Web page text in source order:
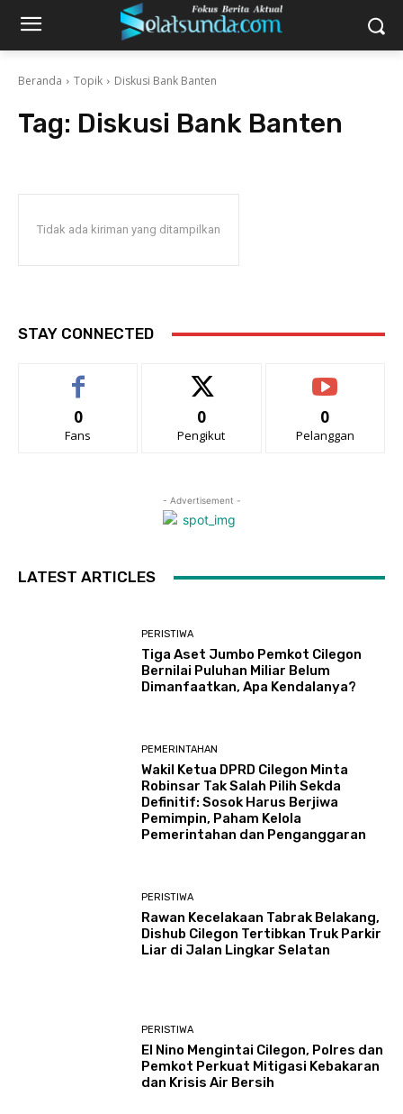
Beranda Topik Diskusi Bank Banten
Tag: Diskusi Bank Banten
Tidak ada kiriman yang ditampilkan
STAY CONNECTED
0
Fans
0
Pengikut
0
Pelanggan
- Advertisement -
LATEST ARTICLES
PERISTIWA
Tiga Aset Jumbo Pemkot Cilegon
Bernilai Puluhan Miliar Belum
Dimanfaatkan, Apa Kendalanya?
PEMERINTAHAN
Wakil Ketua DPRD Cilegon Minta
Robinsar Tak Salah Pilih Sekda
Definitif: Sosok Harus Berjiwa
Pemimpin, Paham Kelola
Pemerintahan dan Penganggaran
PERISTIWA
Rawan Kecelakaan Tabrak Belakang,
Dishub Cilegon Tertibkan Truk Parkir
Liar di Jalan Lingkar Selatan
PERISTIWA
El Nino Mengintai Cilegon, Polres dan
Pemkot Perkuat Mitigasi Kebakaran
dan Krisis Air Bersih